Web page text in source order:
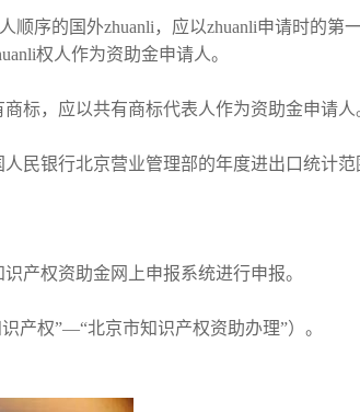
顺序的国外zhuanli，应以zhuanli申请时的第
权人作为资助金申请人。
标，应以共有商标代表人作为资助金申请人
民银行北京营业管理部的年度进出口统计范
产权资助金网上申报系统进行申报。
产权”—“北京市知识产权资助办理”）。